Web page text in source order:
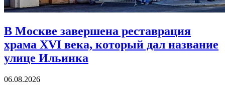
В Москве завершена реставрация
храма XVI века, который дал название
улице Ильинка
06.08.2026